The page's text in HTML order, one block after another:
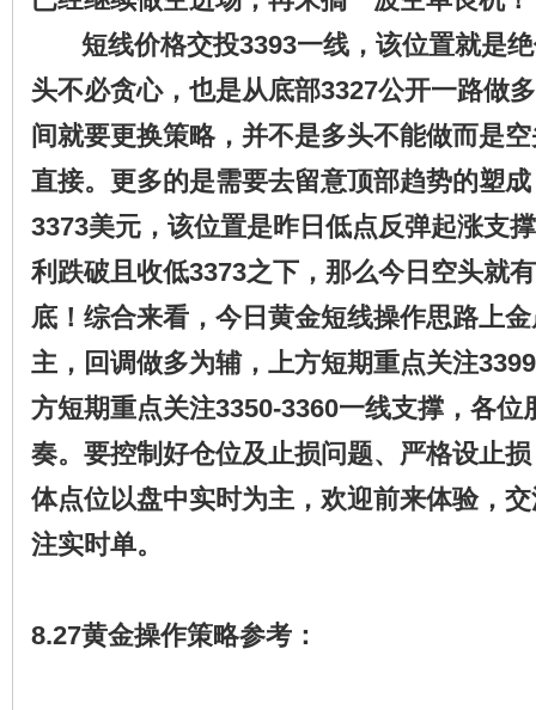
短线价格交投3393一线，该位置就是绝
头不必贪心，也是从底部3327公开一路做
间就要更换策略，并不是多头不能做而是
直接。更多的是需要去留意顶部趋势的塑
3373美元，该位置是昨日低点反弹起涨支
利跌破且收低3373之下，那么今日空头就
底！ 综合来看，今日黄金短线操作思路上
主，回调做多为辅，上方短期重点关注
方短期重点关注3350-3360一线支撑，各位
奏。要控制好仓位及止损问题、严格设止
体点位以盘中实时为主，欢迎前来体验，
注实时单。
8.27黄金操作策略参考：